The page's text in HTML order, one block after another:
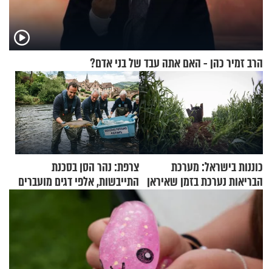
הרב זמיר כהן - האם אתה עבד של בני אדם?
כוננות בישראל: מערכת
הבריאות נערכת בזמן שאיראן
מאיימת על הבריטים
צרפת: נהר הסן בסכנת
התייבשות, אלפי דגים מועברים
במבצעי חילוץ